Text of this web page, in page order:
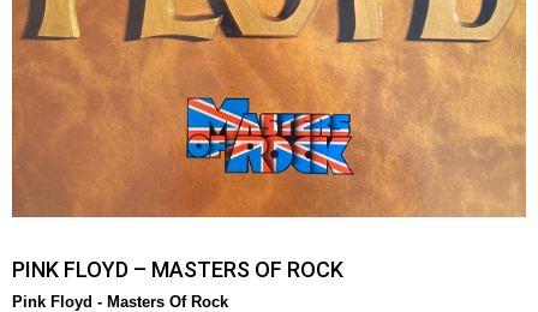
PINK FLOYD – MASTERS OF ROCK
Pink Floyd - Masters Of Rock